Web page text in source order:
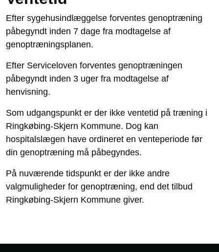
Efter sygehusindlæggelse forventes genoptræning
påbegyndt inden 7 dage fra modtagelse af
genoptræningsplanen.
Efter Serviceloven forventes genoptræningen
påbegyndt inden 3 uger fra modtagelse af
henvisning.
Som udgangspunkt er der ikke ventetid på træning i
Ringkøbing-Skjern Kommune. Dog kan
hospitalslægen have ordineret en venteperiode før
din genoptræning må påbegyndes.
På nuværende tidspunkt er der ikke andre
valgmuligheder for genoptræning, end det tilbud
Ringkøbing-Skjern Kommune giver.